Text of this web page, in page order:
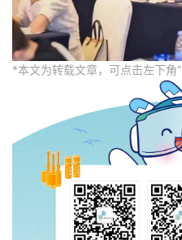
*本文为转载文章，可点击左下角